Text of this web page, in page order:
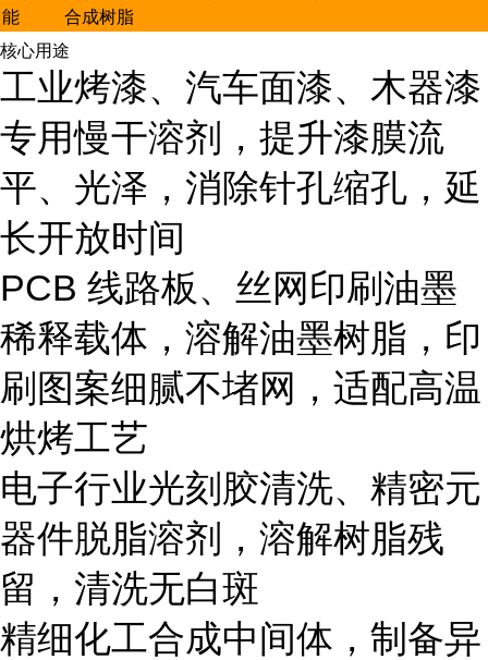
能
合成树脂
核心用途
工业烤漆、汽车面漆、木器漆
专用慢干溶剂，提升漆膜流
平、光泽，消除针孔缩孔，延
长开放时间
PCB 线路板、丝网印刷油墨
稀释载体，溶解油墨树脂，印
刷图案细腻不堵网，适配高温
烘烤工艺
电子行业光刻胶清洗、精密元
器件脱脂溶剂，溶解树脂残
留，清洗无白斑
精细化工合成中间体，制备异